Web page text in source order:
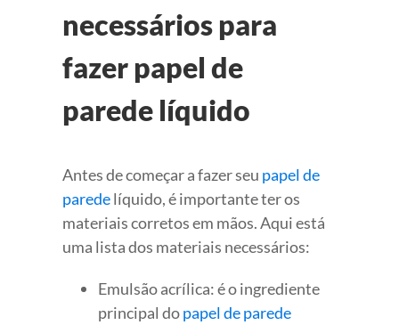
necessários para
fazer papel de
parede líquido
Antes de começar a fazer seu papel de
paredelíquido, é importante ter os
materiais corretos em mãos. Aqui está
uma lista dos materiais necessários:
Emulsão acrílica: é o ingrediente
principal dopapel de parede